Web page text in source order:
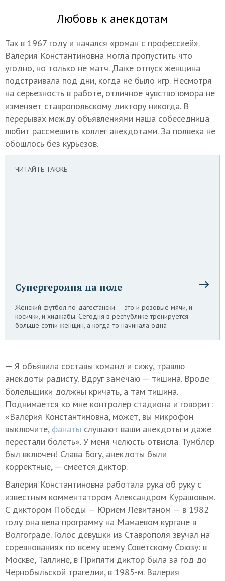
Любовь к анекдотам
Так в 1967 году и начался «роман с профессией».
Валерия Константиновна могла пропустить что
угодно, но только не матч. Даже отпуск женщина
подстраивала под дни, когда не было игр. Несмотря
на серьезность в работе, отличное чувство юмора не
изменяет ставропольскому диктору никогда. В
перерывах между объявлениями наша собеседница
любит рассмешить коллег анекдотами. За полвека не
обошлось без курьезов.
ЧИТАЙТЕ ТАКЖЕ
Супергероиня на поле
Женский футбол по-дагестански — это и розовые мячи, и
косички, и хиджабы. Сегодня в республике тренируется
больше сотни женщин, а когда-то начинала одна
— Я объявила составы команд и сижу, травлю
анекдоты радисту. Вдруг замечаю — тишина. Вроде
болельщики должны кричать, а там тишина.
Поднимается ко мне контролер стадиона и говорит:
«Валерия Константиновна, может, вы микрофон
выключите, фанаты слушают ваши анекдоты и даже
перестали болеть». У меня челюсть отвисла. Тумблер
был включен! Слава Богу, анекдоты были
корректные, — смеется диктор.
Валерия Константиновна работала рука об руку с
известным комментатором Александром Курашовым.
С диктором Победы — Юрием Левитаном — в 1982
году она вела программу на Мамаевом кургане в
Волгограде. Голос девушки из Ставрополя звучал на
соревнованиях по всему всему Советскому Союзу: в
Москве, Таллине, в Припяти диктор была за год до
Чернобыльской трагедии, в 1985-м. Валерия